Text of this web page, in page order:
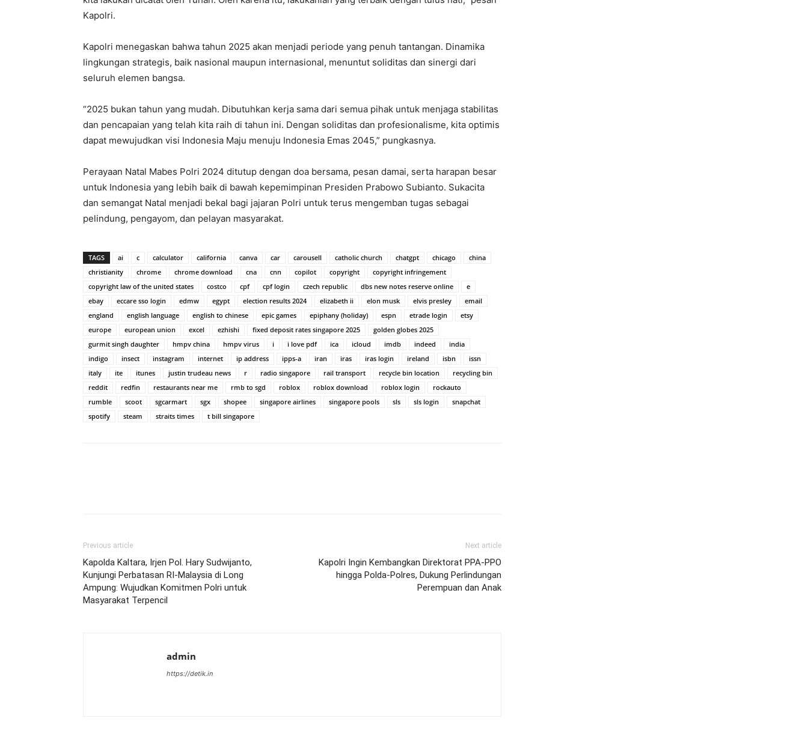
Kapolri.
Kapolri menegaskan bahwa tahun 2025 akan menjadi periode yang penuh tantangan. Dinamika
lingkungan strategis, baik nasional maupun internasional, menuntut soliditas dan sinergi dari
seluruh elemen bangsa.
“2025 bukan tahun yang mudah. Dibutuhkan kerja sama dari semua pihak untuk menjaga stabilitas
dan pencapaian yang telah kita raih di tahun ini. Dengan soliditas dan profesionalisme, kita optimis
dapat mewujudkan visi Indonesia Maju menuju Indonesia Emas 2045,” pungkasnya.
Perayaan Natal Mabes Polri 2024 ditutup dengan doa bersama, pesan damai, serta harapan besar
untuk Indonesia yang lebih baik di bawah kepemimpinan Presiden Prabowo Subianto. Sukacita
dan semangat Natal menjadi bekal bagi jajaran Polri untuk terus mengemban tugas sebagai
pelindung, pengayom, dan pelayan masyarakat.
TAGS ai c calculator california canva car carousell catholic church chatgpt chicago
china
christianity
chrome chrome download cna cnn copilot copyright
copyright infringement
copyright law of the united states
costco cpf cpf login czech republic dbs new notes reserve online
e
ebay
eccare sso login edmw egypt election results 2024 elizabeth ii elon musk elvis presley
email
england
english language english to chinese epic games epiphany (holiday) espn etrade login
etsy
europe
european union excel ezhishi fixed deposit rates singapore 2025
golden globes 2025
gurmit singh daughter
hmpv china hmpv virus i i love pdf ica icloud imdb indeed
india
indigo
insect instagram internet ip address ipps-a iran iras iras login ireland isbn
issn
italy
ite itunes justin trudeau news r radio singapore rail transport recycle bin location
recycling bin
reddit
redfin restaurants near me rmb to sgd roblox roblox download roblox login
rockauto
rumble
scoot sgcarmart sgx shopee singapore airlines singapore pools sls sls login
snapchat
spotify
steam straits times t bill singapore
Previous article
Kapolda Kaltara, Irjen Pol. Hary Sudwijanto,
Kunjungi Perbatasan RI-Malaysia di Long
Ampung: Wujudkan Komitmen Polri untuk
Masyarakat Terpencil
Next article
Kapolri Ingin Kembangkan Direktorat PPA-PPO
hingga Polda-Polres, Dukung Perlindungan
Perempuan dan Anak
admin
https://detik.in